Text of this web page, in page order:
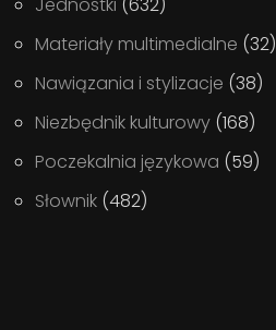
Materiały multimedialne (32)
Nawiązania i stylizacje (38)
Niezbędnik kulturowy (168)
Poczekalnia językowa (59)
Słownik (482)